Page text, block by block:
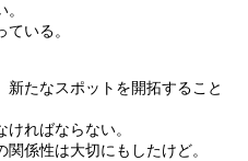
いる。
たなスポットを開拓すること
ればならない。
係性は大切にもしたけど。